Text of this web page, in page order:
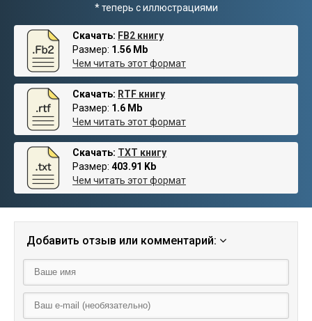
* теперь с иллюстрациями
Скачать: FB2 книгу
Размер: 1.56 Mb
Чем читать этот формат
Скачать: RTF книгу
Размер: 1.6 Mb
Чем читать этот формат
Скачать: TXT книгу
Размер: 403.91 Kb
Чем читать этот формат
Добавить отзыв или комментарий: